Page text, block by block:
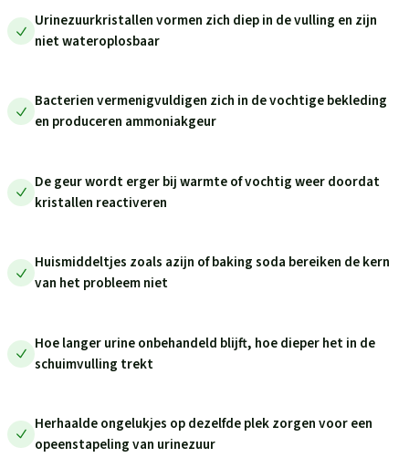
Urinezuurkristallen vormen zich diep in de vulling en zijn
niet wateroplosbaar
Bacterien vermenigvuldigen zich in de vochtige bekleding
en produceren ammoniakgeur
De geur wordt erger bij warmte of vochtig weer doordat
kristallen reactiveren
Huismiddeltjes zoals azijn of baking soda bereiken de kern
van het probleem niet
Hoe langer urine onbehandeld blijft, hoe dieper het in de
schuimvulling trekt
Herhaalde ongelukjes op dezelfde plek zorgen voor een
opeenstapeling van urinezuur